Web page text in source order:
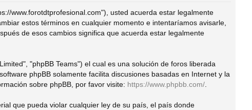
ar
se
www.forotdtprofesional.com"), usted acuerda estar legalmente
estos términos en cualquier momento e intentaríamos avisarle,
de esos cambios significa que acuerda estar legalmente
"phpBB Teams") el cual es una solución de foros liberada
software phpBB solamente facilita discusiones basadas en Internet y la
sobre phpBB, por favor visite: https://www.phpbb.com/
que pueda violar cualquier ley de su país, el país donde